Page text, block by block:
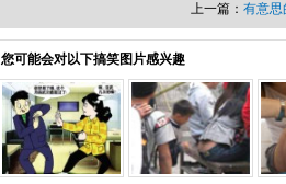
上一篇： 有意思
您可能会对以下搞笑图片感兴趣